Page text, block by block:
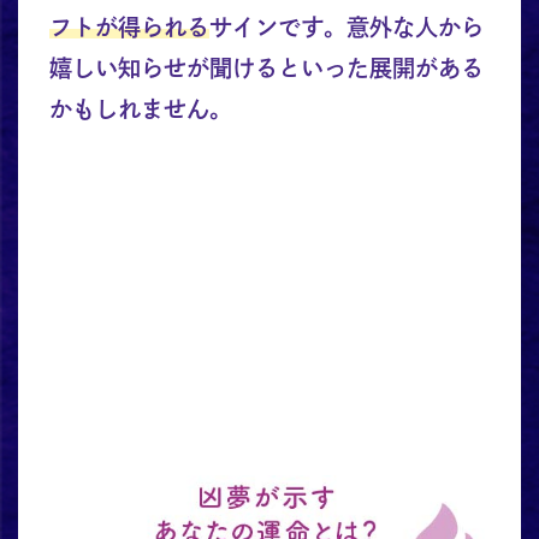
フトが得られるサインです。意外な人から
嬉しい知らせが聞けるといった展開がある
かもしれません。